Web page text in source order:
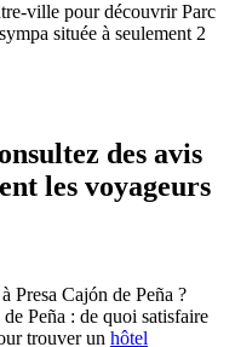
ville pour découvrir Parc
située à seulement 2
des avis
les voyageurs
Presa Cajón de Peña ?
Peña : de quoi satisfaire
trouver un hôtel